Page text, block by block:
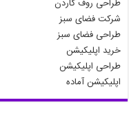
طراحی روف گاردن
شرکت فضای سبز
طراحی فضای سبز
خرید اپلیکیشن
طراحی اپلیکیشن
اپلیکیشن آماده